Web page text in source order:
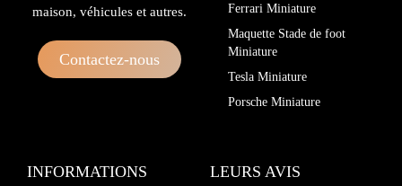
maison, véhicules et autres.
Contactez-nous
Ferrari Miniature
Maquette Stade de foot
Miniature
Tesla Miniature
Porsche Miniature
INFORMATIONS LEURS AVIS